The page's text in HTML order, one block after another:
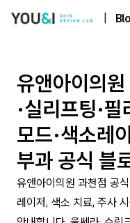
유앤아이의
·실리프팅·
모드·색소레
부과 공식 블
유앤아이의원 과천점 공
레이저, 색소 치료, 주사